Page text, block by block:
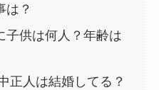
は？
子供は何人？年齢は
正人は結婚してる？